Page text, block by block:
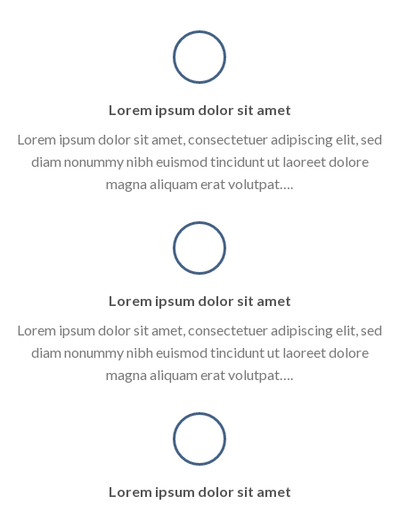
Lorem ipsum dolor sit amet
Lorem ipsum dolor sit amet, consectetuer adipiscing elit, sed
diam nonummy nibh euismod tincidunt ut laoreet dolore
magna aliquam erat volutpat….
Lorem ipsum dolor sit amet
Lorem ipsum dolor sit amet, consectetuer adipiscing elit, sed
diam nonummy nibh euismod tincidunt ut laoreet dolore
magna aliquam erat volutpat….
Lorem ipsum dolor sit amet